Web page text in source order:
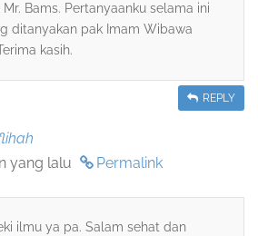
Bams. Pertanyaanku selama ini
ditanyakan pak Imam Wibawa
kasih.
REPLY
yang lalu
Permalink
ilmu ya pa. Salam sehat dan